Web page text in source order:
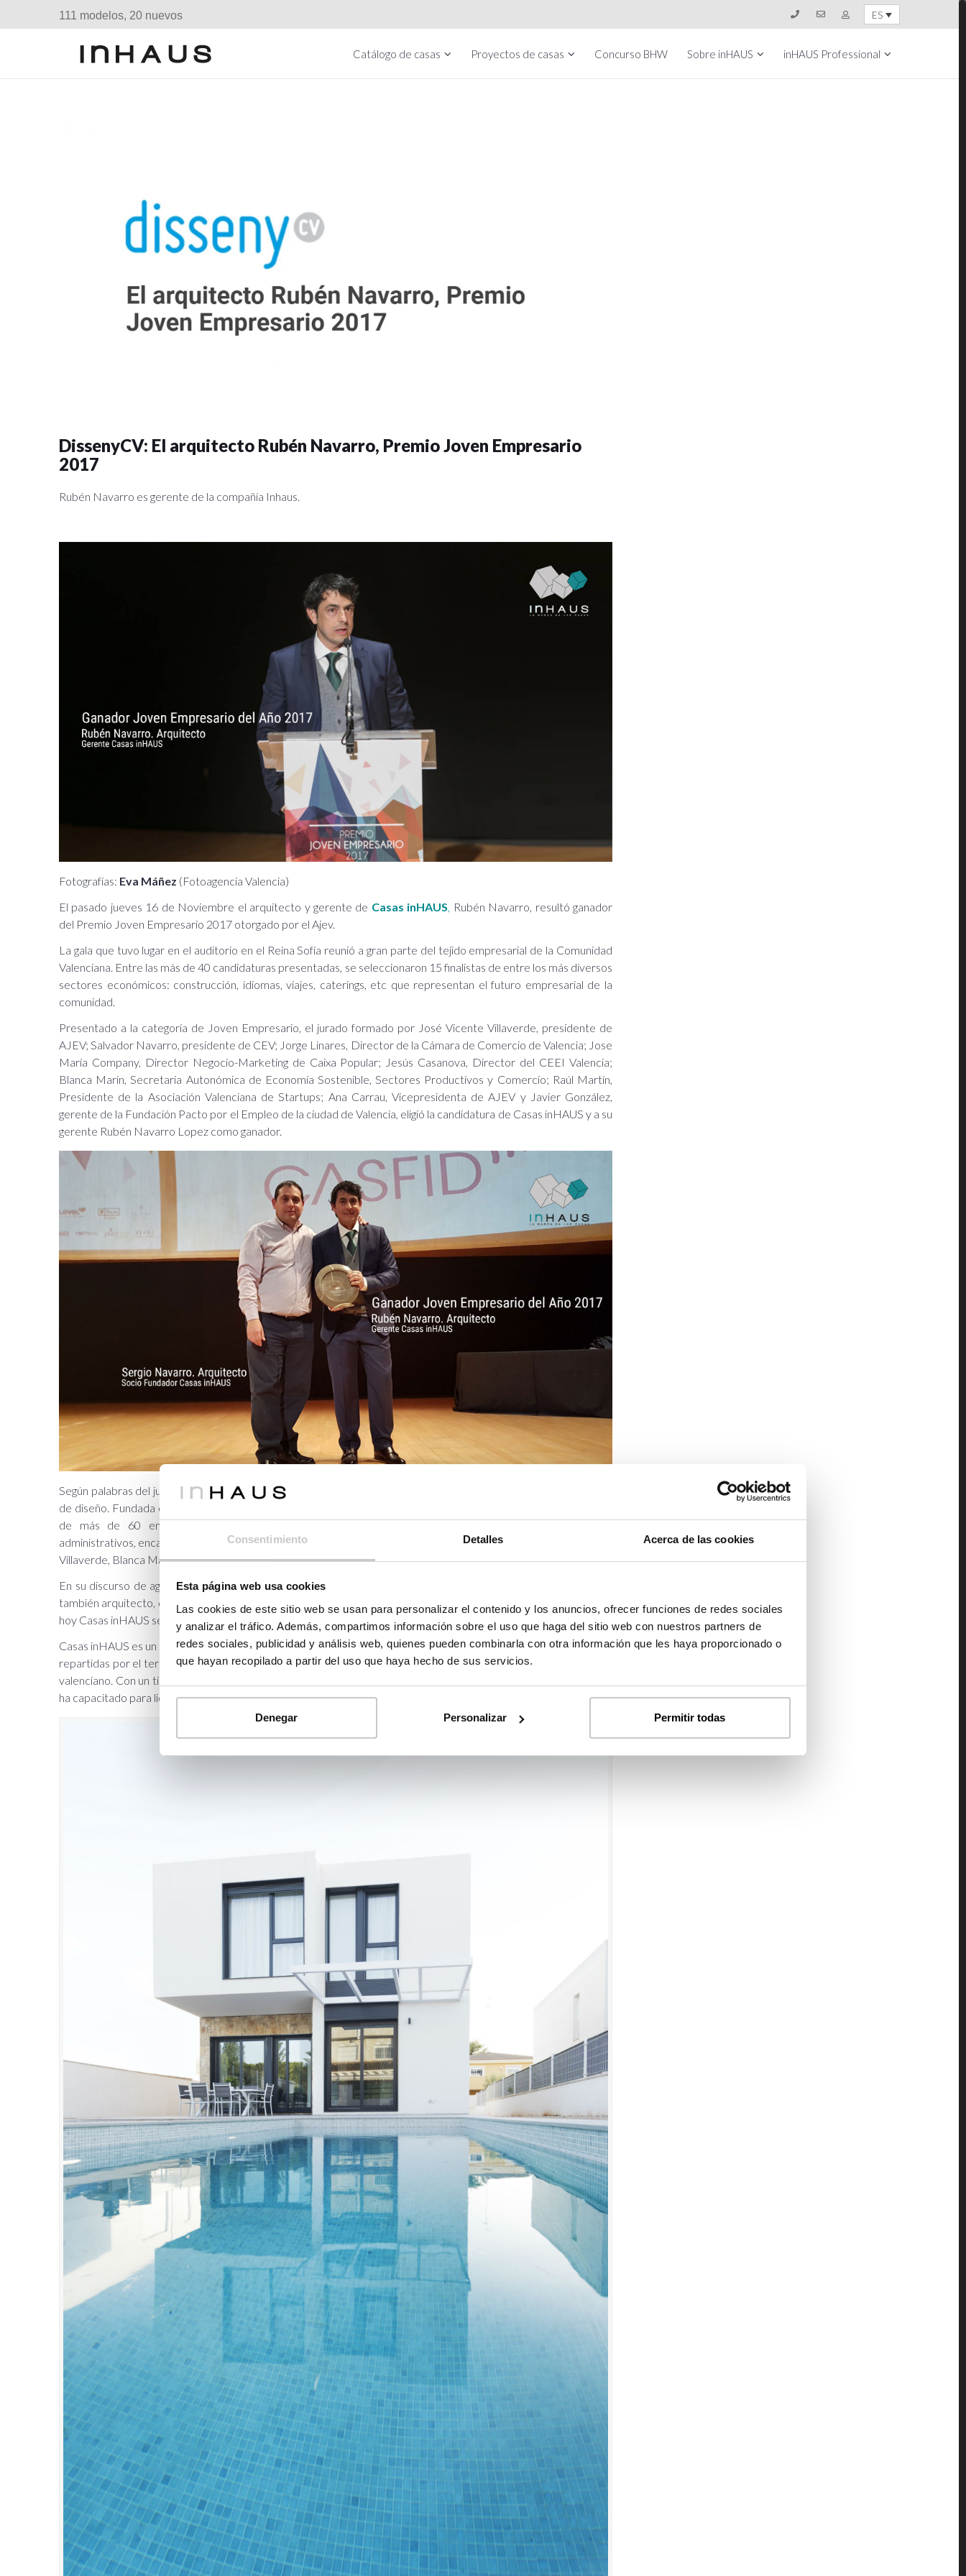
Consentimiento Detalles Acerca de las cookies
Esta página web usa cookies
Las cookies de este sitio web se usan para personalizar el contenido y los anuncios, ofrecer funciones de redes sociales
y analizar el tráfico. Además, compartimos información sobre el uso que haga del sitio web con nuestros partners de
redes sociales, publicidad y análisis web, quienes pueden combinarla con otra información que les haya proporcionado o
que hayan recopilado a partir del uso que haya hecho de sus servicios.
Denegar Personalizar Permitir todas
111 modelos, 20 nuevos ES
Catálogo de casas Proyectos de casas Concurso BHW Sobre inHAUS inHAUS Professional
DissenyCV: El arquitecto Rubén Navarro, Premio Joven Empresario
2017
Rubén Navarro es gerente de la compañía Inhaus.
Fotografías: Eva Máñez (Fotoagencia Valencia)
El pasado jueves 16 de Noviembre el arquitecto y gerente de Casas inHAUS, Rubén Navarro, resultó ganador
del Premio Joven Empresario 2017 otorgado por el Ajev.
La gala que tuvo lugar en el auditorio en el Reina Sofía reunió a gran parte del tejido empresarial de la Comunidad
Valenciana. Entre las más de 40 candidaturas presentadas, se seleccionaron 15 finalistas de entre los más diversos
sectores económicos: construcción, idiomas, viajes, caterings, etc que representan el futuro empresarial de la
comunidad.
Presentado a la categoría de Joven Empresario, el jurado formado por José Vicente Villaverde, presidente de
AJEV; Salvador Navarro, presidente de CEV; Jorge Linares, Director de la Cámara de Comercio de Valencia; Jose
María Company, Director Negocio-Marketing de Caixa Popular; Jesús Casanova, Director del CEEI Valencia;
Blanca Marín, Secretaria Autonómica de Economía Sostenible, Sectores Productivos y Comercio; Raúl Martín,
Presidente de la Asociación Valenciana de Startups; Ana Carrau, Vicepresidenta de AJEV y Javier González,
gerente de la Fundación Pacto por el Empleo de la ciudad de Valencia, eligió la candidatura de Casas inHAUS y a su
gerente Rubén Navarro Lopez como ganador.
Según palabras del jurado, Casas inHAUS ha revolucionado el mundo de la construcción y las viviendas modulares
de diseño. Fundada en 2013, durante el año 2017 ha conseguido duplicar la facturación y cuenta con una plantilla
de más de 60 empleados entre arquitectos, interioristas, arquitectos técnicos, ingenieros, topógrafos,
administrativos, encargados y operarios. Rubén Navarro, de 37 años, recogió el premio de manos de José Vicente
Villaverde, Blanca Marín y Juan Carlos Cabrera.
En su discurso de agradecimiento, el ganador hizo hincapié en la importancia y apoyo de Sergio Navarro López,
también arquitecto, que formó parte de la ideación de la empresa así como todo el equipo que ha conseguido que
hoy Casas inHAUS sea una realidad.
Casas inHAUS es un estudio de arquitectura especializado en vivienda modular de diseño con más de 50 viviendas
repartidas por el territorio español que diseña y fabrica sus viviendas en la provincia de Valencia con capital 100%
valenciano. Con un tiempo medio de fabricación de viviendas de 45 días, ha desarrollado un sistema propio que la
ha capacitado para liderar su sector.